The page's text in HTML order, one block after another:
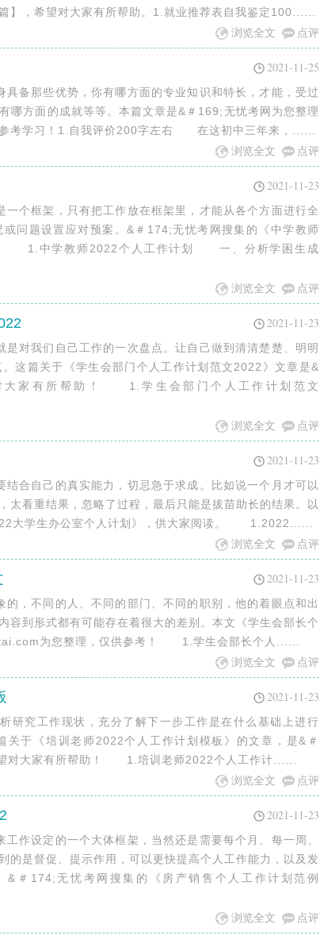
】，希望对大家有所帮助。1.就业推荐表自我鉴定100......
浏览全文 点评
2021-11-25
具备那些优势，你有哪方面的专业知识和特长，才能，受过
哪方面的成就等等。本篇文章是&＃169;无忧考网为您整理
考学习！1.自我评价200字左右 在这初中三年来，......
浏览全文 点评
2021-11-23
一个框架，只有把工作放在框架里，才能从各个方面进行全
问题设置应对预案。&＃174;无忧考网搜集的《中学教师
！ 1.中学教师2022个人工作计划 一、分析学困生成
浏览全文 点评
2021-11-23
是对我们自己工作的一次盘点。让自己做到清清楚楚、明明
这篇关于《学生会部门个人工作计划范文2022》文章是&
大家有所帮助！ 1.学生会部门个人工作计划范文
浏览全文 点评
2021-11-23
结合自己的真实能力，切忌急于求成。比如说一个月才可以
太看重结果，忽略了过程，最后只能是拔苗助长的结果。以
大学生办公室个人计划》，供大家阅读。 1.2022......
浏览全文 点评
2021-11-23
的，不同的人、不同的部门、不同的职别，他的着眼点和出
容到形式都有可能存在着很大的差别。本文《学生会部长个
为您整理，仅供参考！ 1.学生会部长个人......
浏览全文 点评
2021-11-23
研究工作现状，充分了解下一步工作是在什么基础上进行
关于《培训老师2022个人工作计划模板》的文章，是&＃
对大家有所帮助！ 1.培训老师2022个人工作计......
浏览全文 点评
2021-11-23
作设定的一个大体框架，当然还是需要每个月、每一周、
的是督促、提示作用，可以更快提高个人工作能力，以及发
＃174;无忧考网搜集的《房产销售个人工作计划范例
浏览全文 点评